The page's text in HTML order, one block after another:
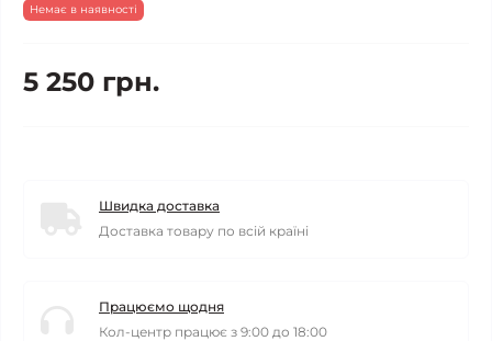
Немає в наявності
5 250 грн.
Швидка доставка
Доставка товару по всій країні
Працюємо щодня
Кол-центр працює з 9:00 до 18:00